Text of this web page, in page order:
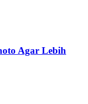
Agar Lebih